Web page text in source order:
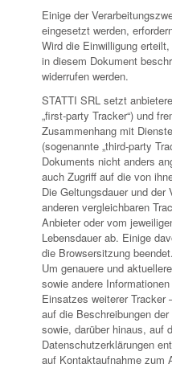
Einige der
eingesetzt werden,
Wird die Einwilligung
in diesem Dokument
widerrufen werden.
STATTI SRL setzt
„first-party Tracker“) und
Zusammenhang mit
(sogenannte „third-party
Dokuments nicht anders
auch Zugriff auf die von
Die Geltungsdauer und der
anderen vergleichbaren
Anbieter oder vom
Lebensdauer ab. Einige
die Browsersitzung beendet.
Um genauere und
sowie andere
Einsatzes weiterer Tracker
auf die Beschreibungen
sowie, darüber hinaus, auf
Datenschutzerklärungen
auf Kontaktaufnahme zum